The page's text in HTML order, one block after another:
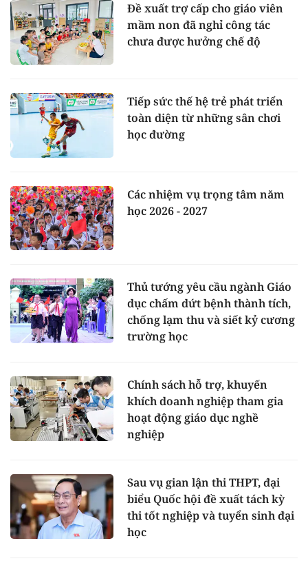
Đề xuất trợ cấp cho giáo viên
mầm non đã nghỉ công tác
chưa được hưởng chế độ
Tiếp sức thế hệ trẻ phát triển
toàn diện từ những sân chơi
học đường
Các nhiệm vụ trọng tâm năm
học 2026 - 2027
Thủ tướng yêu cầu ngành Giáo
dục chấm dứt bệnh thành tích,
chống lạm thu và siết kỷ cương
trường học
Chính sách hỗ trợ, khuyến
khích doanh nghiệp tham gia
hoạt động giáo dục nghề
nghiệp
Sau vụ gian lận thi THPT, đại
biểu Quốc hội đề xuất tách kỳ
thi tốt nghiệp và tuyển sinh đại
học